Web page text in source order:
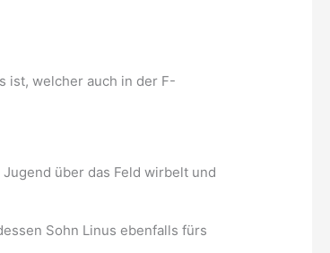
ist, welcher auch in der F-
über das Feld wirbelt und
Sohn Linus ebenfalls fürs